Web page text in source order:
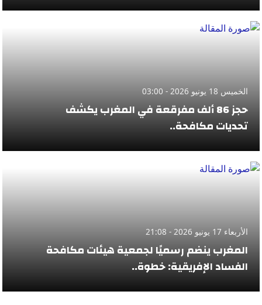
الخميس 18 يونيو 2026 - 03:00
حجز 86 ألف مفرقعة في المغرب يكشف
تحديات مكافحة..
الأربعاء 17 يونيو 2026 - 21:08
المغرب ينضم رسميًا لجمعية هيئات مكافحة
الفساد الإفريقية: خطوة..